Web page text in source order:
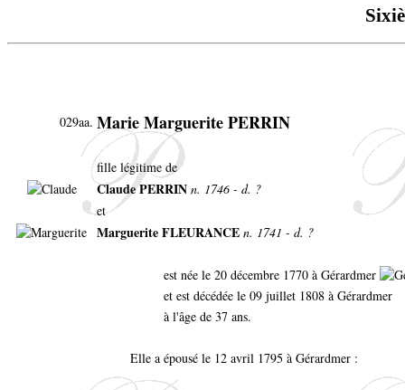
029aa. Marie Marguerite PERRIN
fille légitime de
Claude PERRIN n. 1746 - d. ?
et
Marguerite FLEURANCE n. 1741 - d. ?
est née le 20 décembre 1770 à Gérardmer
et est décédée le 09 juillet 1808 à Gérardmer
à l'âge de 37 ans.
Elle a épousé le 12 avril 1795 à Gérardmer :